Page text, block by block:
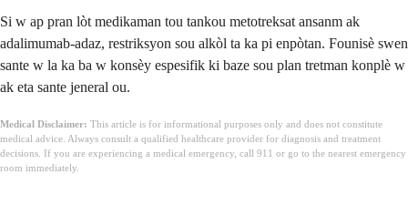
Si w ap pran lòt medikaman tou tankou metotreksat ansanm ak
adalimumab-adaz, restriksyon sou alkòl ta ka pi enpòtan. Founisè swen
sante w la ka ba w konsèy espesifik ki baze sou plan tretman konplè w
ak eta sante jeneral ou.
Medical Disclaimer: This article is for informational purposes only and does not constitute
medical advice. Always consult a qualified healthcare provider for diagnosis and treatment
decisions. If you are experiencing a medical emergency, call 911 or go to the nearest emergency
room immediately.